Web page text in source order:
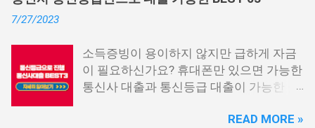
7/27/2023
소득증빙이 용이하지 않지만 급하게 자금
이 필요하신가요? 휴대폰만 있으면 가능한
통신사 대출과 통신등급 대출이 가능한 곳
신사 대출이란? 급히 자금이 필요한 상황
READ MORE »